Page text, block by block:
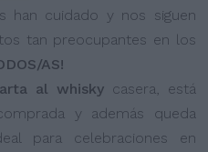
han cuidado y nos siguen
tan preocupantes en los
AS!
al whiskycasera, está
y además queda
para celebraciones en